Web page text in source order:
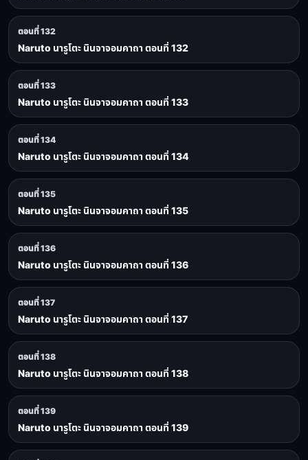
ตอนที่ 132
Naruto นารูโตะ นินจาจอมคาถา ตอนที่ 132
ตอนที่ 133
Naruto นารูโตะ นินจาจอมคาถา ตอนที่ 133
ตอนที่ 134
Naruto นารูโตะ นินจาจอมคาถา ตอนที่ 134
ตอนที่ 135
Naruto นารูโตะ นินจาจอมคาถา ตอนที่ 135
ตอนที่ 136
Naruto นารูโตะ นินจาจอมคาถา ตอนที่ 136
ตอนที่ 137
Naruto นารูโตะ นินจาจอมคาถา ตอนที่ 137
ตอนที่ 138
Naruto นารูโตะ นินจาจอมคาถา ตอนที่ 138
ตอนที่ 139
Naruto นารูโตะ นินจาจอมคาถา ตอนที่ 139